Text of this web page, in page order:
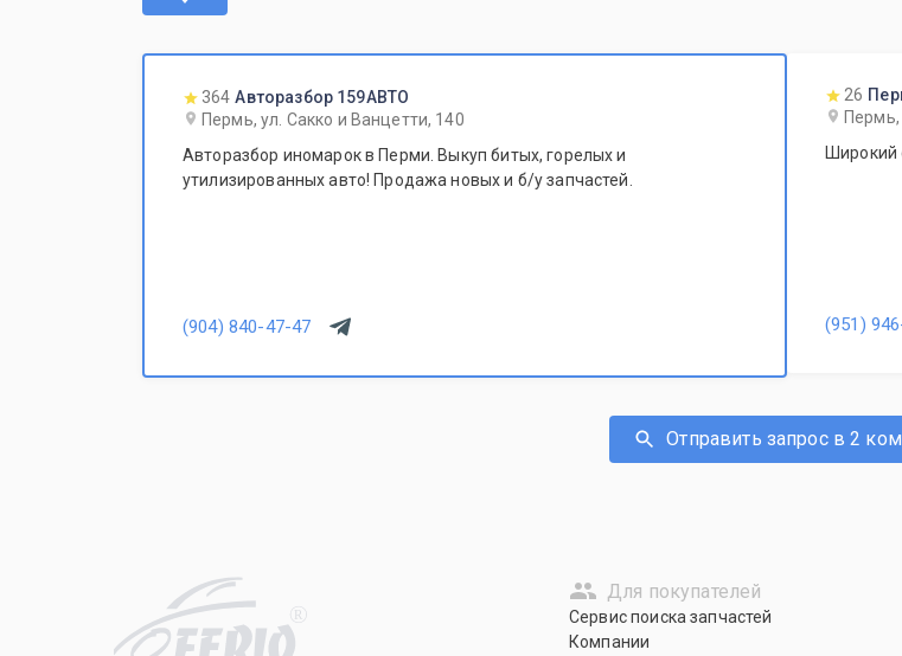
364 Авторазбор 159АВТО
Пермь, ул. Сакко и Ванцетти, 140
Авторазбор иномарок в Перми. Выкуп битых, горелых и
утилизированных авто! Продажа новых и б/у запчастей.
(904) 840-47-47
26
Пермь,
Широкий
(951)
Отправить запрос в 2
R
Для покупателей
Сервис поиска запчастей
Компании